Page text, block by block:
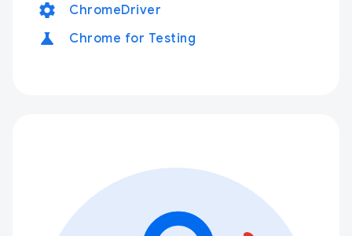
settings ChromeDriver
science Chrome for Testing